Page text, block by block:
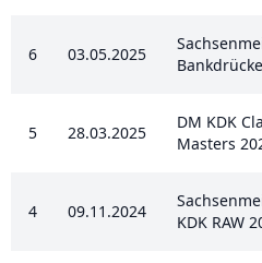
6 03.05.2025
5 28.03.2025
DM KDK
Masters
4 09.11.2024
KDK RAW